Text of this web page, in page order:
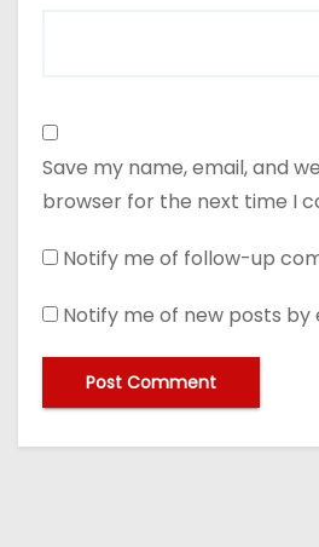
Save my name, email, and
browser for the next time I
Notify me of follow-up
Notify me of new posts by